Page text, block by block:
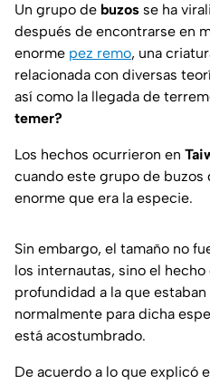
Un grupo de buzos se ha
después de encontrarse en
enorme pez remo, una
relacionada con diversas
así como la llegada de
temer?
Los hechos ocurrieron en
cuando este grupo de
enorme que era la especie.
Sin embargo, el tamaño no
los internautas, sino el
profundidad a la que
normalmente para dicha
está acostumbrado.
De acuerdo a lo que explicó